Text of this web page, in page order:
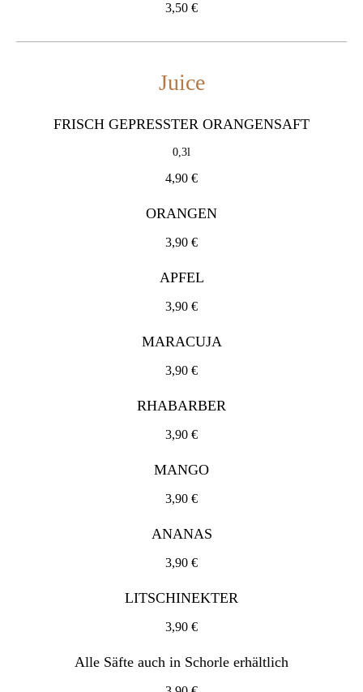
ORANGEN
3,90 €
APFEL
MARACUJA
3,90 €
3,90 €
MANGO
3,90 €
ANANAS
3,90 €
LITSCHINEKTER
3,90 €
Alle Säfte auch in Schorle erhältlich
3,50 €
Juice
FRISCH GEPRESSTER ORANGENSAFT
0,3l
4,90 €
ORANGEN
3,90 €
APFEL
3,90 €
MARACUJA
3,90 €
RHABARBER
3,90 €
MANGO
3,90 €
ANANAS
3,90 €
LITSCHINEKTER
3,90 €
Alle Säfte auch in Schorle erhältlich